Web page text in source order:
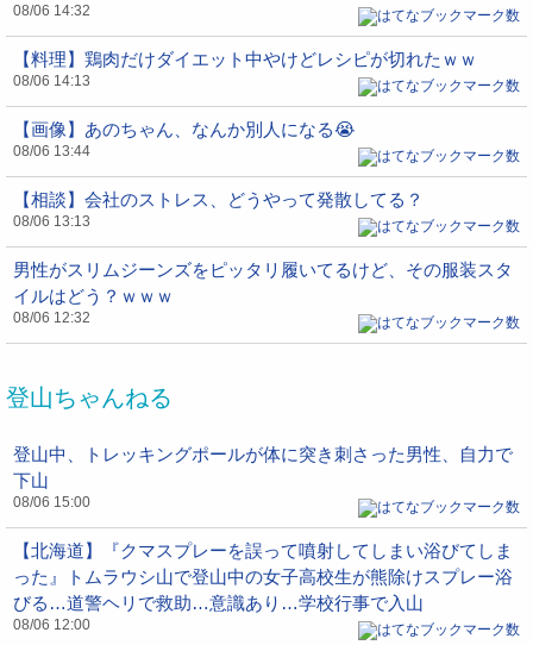
08/06 14:32
【料理】鶏肉だけダイエット中やけどレシピが切れたｗｗ
08/06 14:13
【画像】あのちゃん、なんか別人になる😭
08/06 13:44
【相談】会社のストレス、どうやって発散してる？
08/06 13:13
男性がスリムジーンズをピッタリ履いてるけど、その服装スタ
イルはどう？ｗｗｗ
08/06 12:32
登山ちゃんねる
登山中、トレッキングポールが体に突き刺さった男性、自力で
下山
08/06 15:00
【北海道】『クマスプレーを誤って噴射してしまい浴びてしま
った』トムラウシ山で登山中の女子高校生が熊除けスプレー浴
びる…道警ヘリで救助…意識あり…学校行事で入山
08/06 12:00